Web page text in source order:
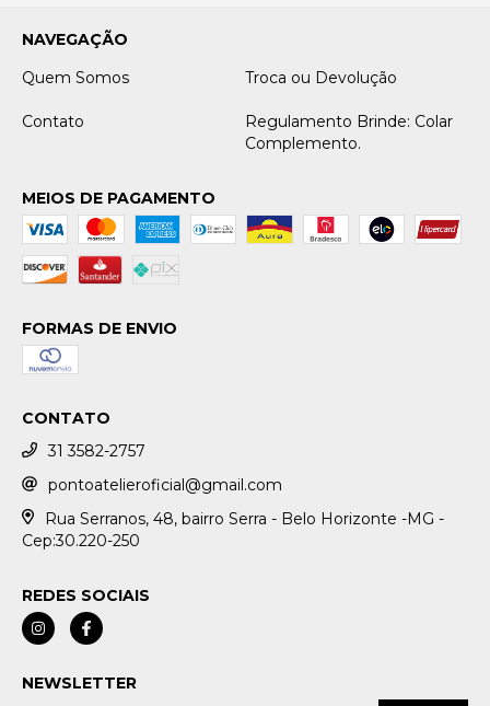
NAVEGAÇÃO
Quem Somos
Troca ou Devolução
Contato
Regulamento Brinde: Colar
Complemento.
MEIOS DE PAGAMENTO
FORMAS DE ENVIO
CONTATO
31 3582-2757
pontoatelieroficial@gmail.com
Rua Serranos, 48, bairro Serra - Belo Horizonte -MG -
Cep:30.220-250
REDES SOCIAIS
NEWSLETTER